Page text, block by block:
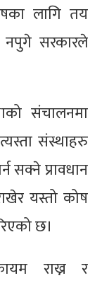
लागि तय
नपुगे सरकारले
संचालनमा
संस्थाहरु
सक्ने प्रावधान
यस्तो कोष
छ।
राख्न र